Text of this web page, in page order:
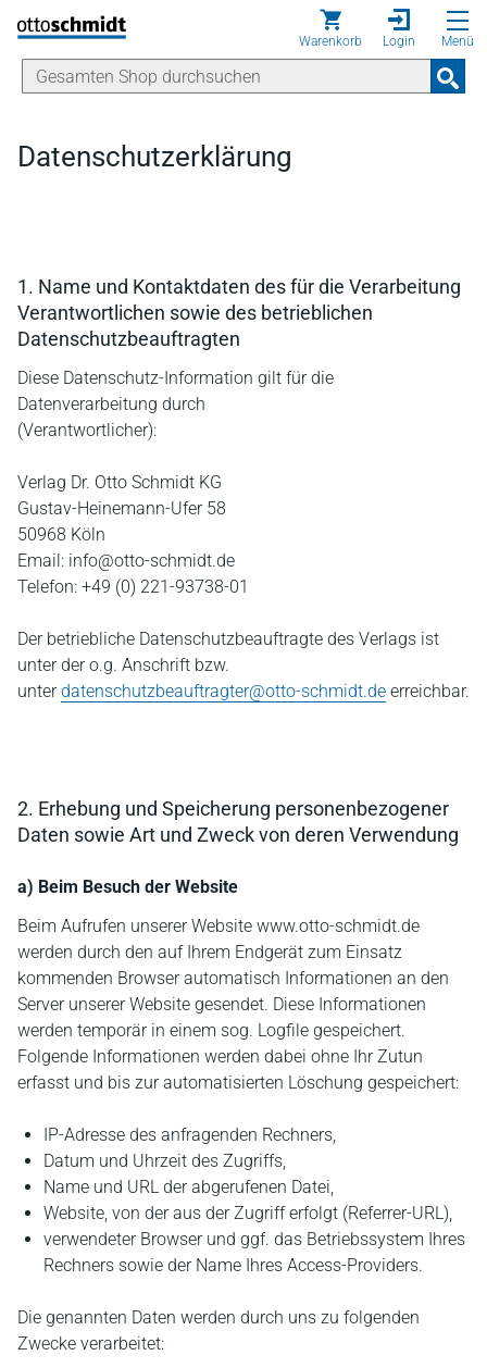
Direkt zum Inhalt
Warenkorb Login Menü
Datenschutzerklärung
1. Name und Kontaktdaten des für die Verarbeitung
Verantwortlichen sowie des betrieblichen
Datenschutzbeauftragten
Diese Datenschutz-Information gilt für die
Datenverarbeitung durch
(Verantwortlicher):
Verlag Dr. Otto Schmidt KG
Gustav-Heinemann-Ufer 58
50968 Köln
Email: info@otto-schmidt.de
Telefon: +49 (0) 221-93738-01
Der betriebliche Datenschutzbeauftragte des Verlags ist
unter der o.g. Anschrift bzw.
unterdatenschutzbeauftragter@otto-schmidt.de erreichbar.
2. Erhebung und Speicherung personenbezogener
Daten sowie Art und Zweck von deren Verwendung
a) Beim Besuch der Website
Beim Aufrufen unserer Website www.otto-schmidt.de
werden durch den auf Ihrem Endgerät zum Einsatz
kommenden Browser automatisch Informationen an den
Server unserer Website gesendet. Diese Informationen
werden temporär in einem sog. Logfile gespeichert.
Folgende Informationen werden dabei ohne Ihr Zutun
erfasst und bis zur automatisierten Löschung gespeichert:
IP-Adresse des anfragenden Rechners,
Datum und Uhrzeit des Zugriffs,
Name und URL der abgerufenen Datei,
Website, von der aus der Zugriff erfolgt (Referrer-URL),
verwendeter Browser und ggf. das Betriebssystem Ihres
Rechners sowie der Name Ihres Access-Providers.
Die genannten Daten werden durch uns zu folgenden
Zwecke verarbeitet: